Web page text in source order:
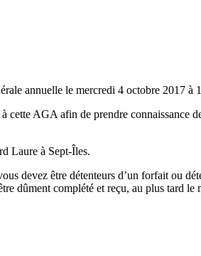
annuelle le mercredi 4 octobre 2017 à
AGA afin de prendre connaissance
Laure à Sept-Îles.
devez être détenteurs d’un forfait ou
dûment complété et reçu, au plus tard le